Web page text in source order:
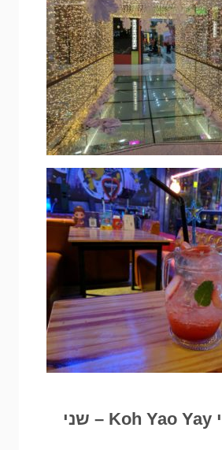
אי קאו יאו יאי Koh Yao Yay – שני